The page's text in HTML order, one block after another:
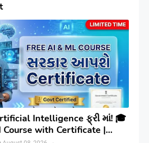
Intelligence ફ્રી માં! 🎓
Course with Certificate |